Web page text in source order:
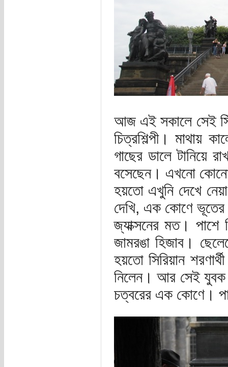
আজ এই সকালে সেই
চিত্রশিল্পী। মাথায়
গাছের ডালে টানিয়ে
বসেছেন। এখনো কোনো
হয়তো এখুনি দেখে
দেখি, এক কোণে ভূতের
জ্যাক্সনের মত। পাশে
জামরঙা হিজাব।
হয়তো সিরিয়ান
নিলেন। আর সেই যুবক
চত্বরের এক কোণে।